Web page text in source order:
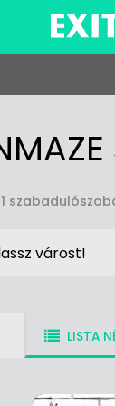
1
LISTA